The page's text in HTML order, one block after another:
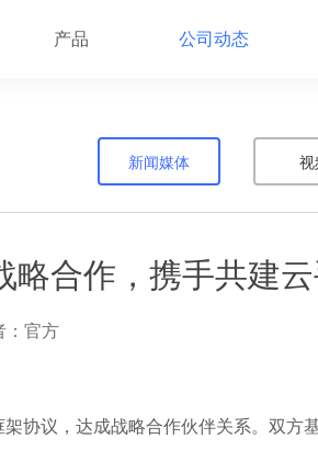
产品 公司动态
新闻媒体
合作，携手共建
：官方
协议，达成战略合作伙伴关系。双方